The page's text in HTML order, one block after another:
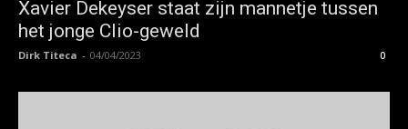
Xavier Dekeyser staat zijn mannetje tussen
het jonge Clio-geweld
Dirk Titeca - 04/04/2023 0